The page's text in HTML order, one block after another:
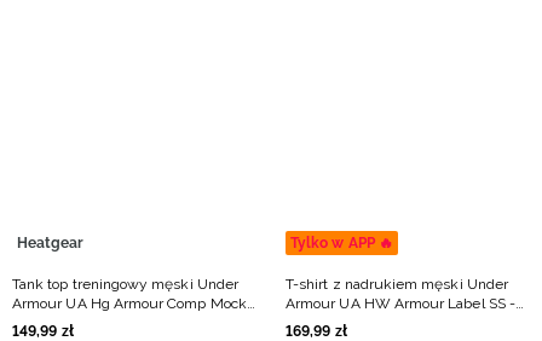
Heatgear
Tank top treningowy męski Under
Armour UA Hg Armour Comp Mock
Sl - biały
149,99 zł
Tylko w APP 🔥
T-shirt z nadrukiem męski Under
Armour UA HW Armour Label SS -
biały
169,99 zł